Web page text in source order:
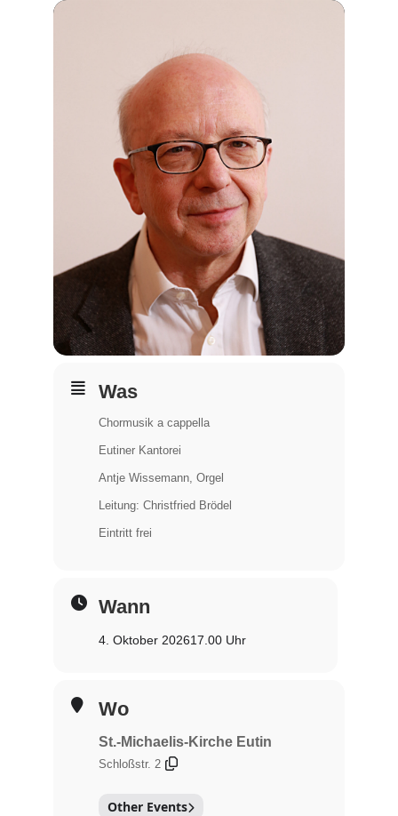
Was
Chormusik a cappella
Eutiner Kantorei
Antje Wissemann, Orgel
Leitung: Christfried Brödel
Eintritt frei
Wann
4. Oktober 202617.00 Uhr
Wo
St.-Michaelis-Kirche Eutin
Schloßstr. 2
Other Events